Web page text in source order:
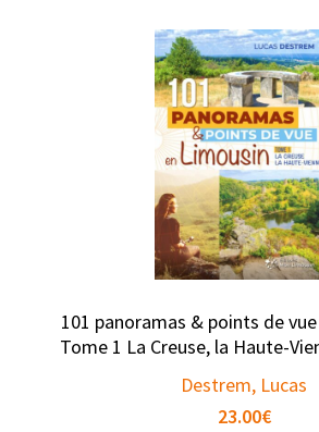
101 panoramas & points de
Tome 1 La Creuse, la Haute-
Destrem, Lucas
23.00€